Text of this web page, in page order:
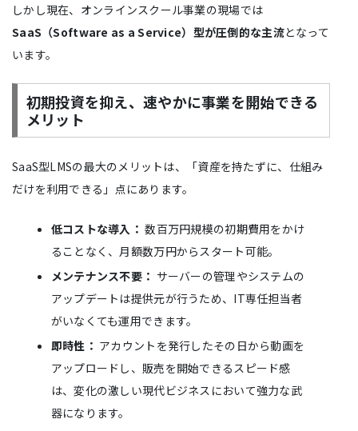
しかし現在、オンラインスクール事業の現場では
SaaS（Software as a Service）型が圧倒的な主流となって
います。
初期投資を抑え、速やかに事業を開始できる
メリット
SaaS型LMSの最大のメリットは、「資産を持たずに、仕組み
だけを利用できる」点にあります。
低コストな導入： 数百万円規模の初期費用をかけ
ることなく、月額数万円からスタート可能。
メンテナンス不要： サーバーの管理やシステムの
アップデートは提供元が行うため、IT専任担当者
がいなくても運用できます。
即時性： アカウントを発行したその日から動画を
アップロードし、販売を開始できるスピード感
は、変化の激しい現代ビジネスにおいて強力な武
器になります。